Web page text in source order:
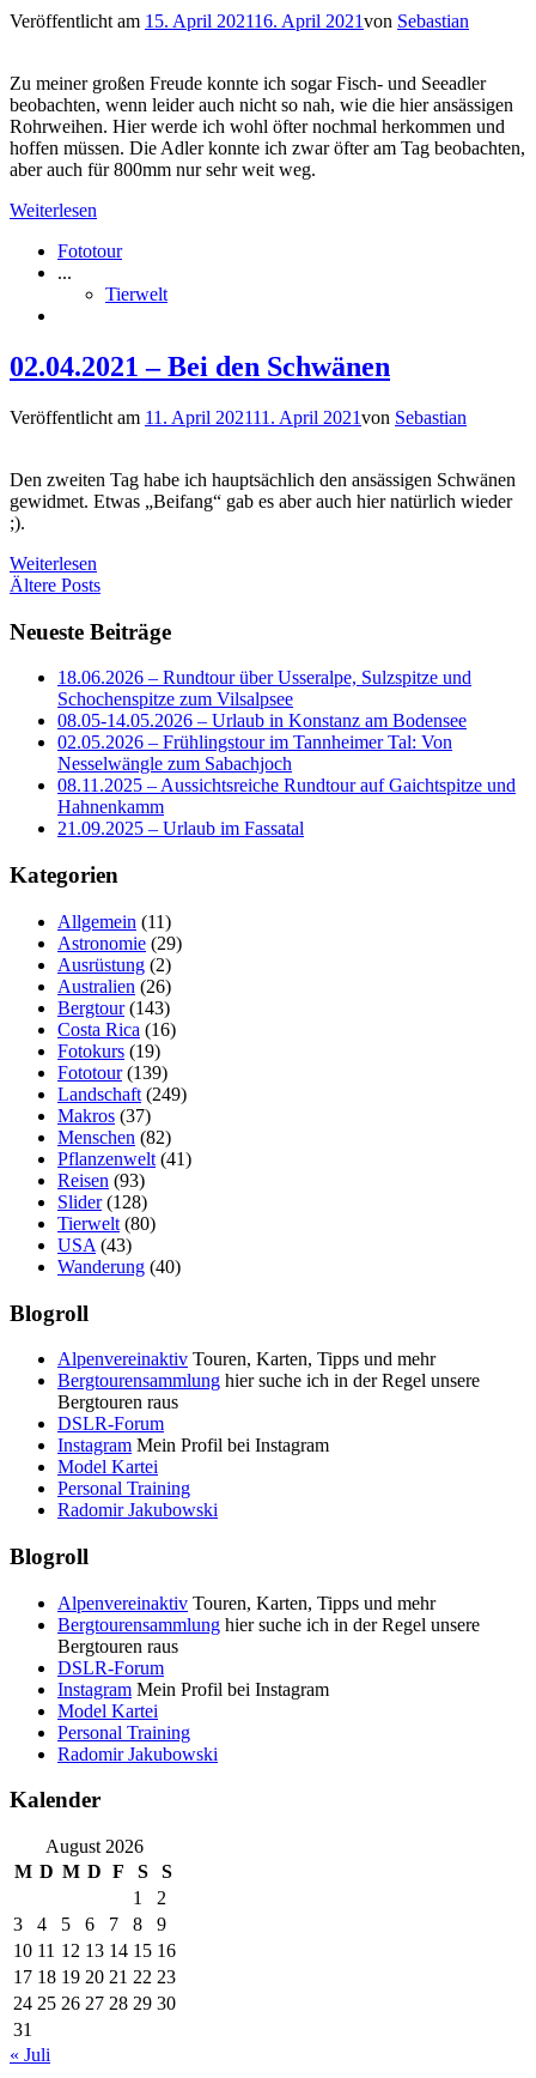
Veröffentlicht am 15. April 202116. April 2021von Sebastian
Zu meiner großen Freude konnte ich sogar Fisch- und Seeadler
beobachten, wenn leider auch nicht so nah, wie die hier ansässigen
Rohrweihen. Hier werde ich wohl öfter nochmal herkommen und
hoffen müssen. Die Adler konnte ich zwar öfter am Tag beobachten,
aber auch für 800mm nur sehr weit weg.
Weiterlesen
Fototour
...
Tierwelt
02.04.2021 – Bei den Schwänen
Veröffentlicht am 11. April 202111. April 2021von Sebastian
Den zweiten Tag habe ich hauptsächlich den ansässigen Schwänen
gewidmet. Etwas „Beifang“ gab es aber auch hier natürlich wieder
;).
Weiterlesen
Beitragsnavigation
Ältere Posts
Neueste Beiträge
18.06.2026 – Rundtour über Usseralpe, Sulzspitze und
Schochenspitze zum Vilsalpsee
08.05-14.05.2026 – Urlaub in Konstanz am Bodensee
02.05.2026 – Frühlingstour im Tannheimer Tal: Von
Nesselwängle zum Sabachjoch
08.11.2025 – Aussichtsreiche Rundtour auf Gaichtspitze und
Hahnenkamm
21.09.2025 – Urlaub im Fassatal
Kategorien
Allgemein (11)
Astronomie (29)
Ausrüstung (2)
Australien (26)
Bergtour(143)
Costa Rica (16)
Fotokurs (19)
Fototour(139)
Landschaft (249)
Makros (37)
Menschen (82)
Pflanzenwelt (41)
Reisen (93)
Slider(128)
Tierwelt (80)
USA (43)
Wanderung (40)
Blogroll
Alpenvereinaktiv Touren, Karten, Tipps und mehr
Bergtourensammlung hier suche ich in der Regel unsere
Bergtouren raus
DSLR-Forum
Instagram Mein Profil bei Instagram
Model Kartei
Personal Training
Radomir Jakubowski
Blogroll
Alpenvereinaktiv Touren, Karten, Tipps und mehr
Bergtourensammlung hier suche ich in der Regel unsere
Bergtouren raus
DSLR-Forum
Instagram Mein Profil bei Instagram
Model Kartei
Personal Training
Radomir Jakubowski
Kalender
August 2026
M D M D F S
S
1
2
3
4 5 6 7 8
9
10 11 12 13 14 15 16
17 18 19 20 21 22 23
24 25 26 27 28 29 30
31
« Juli